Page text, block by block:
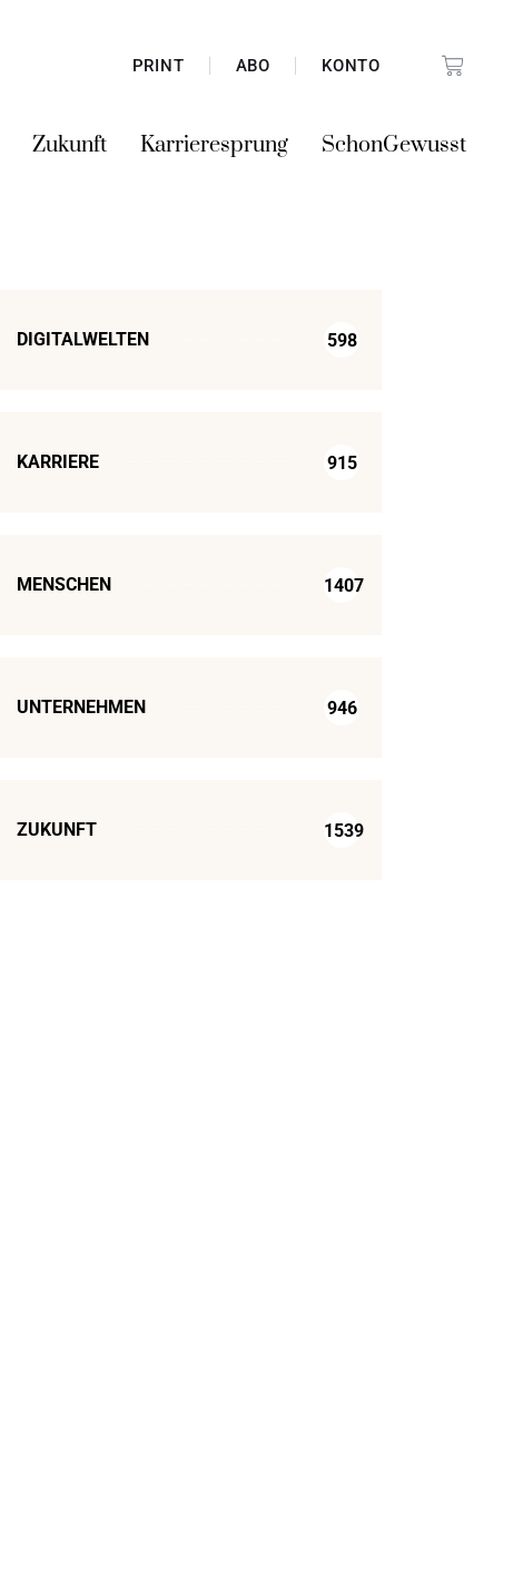
PRINT ABO KONTO
Zukunft Karrieresprung SchonGewusst
DIGITALWELTEN 598
KARRIERE 915
MENSCHEN 1407
UNTERNEHMEN 946
ZUKUNFT 1539